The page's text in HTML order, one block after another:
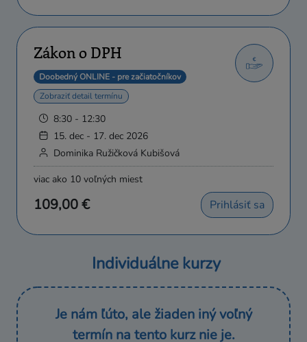
Zákon o DPH
Doobedný ONLINE - pre začiatočníkov
Zobraziť detail termínu
8:30 - 12:30
15. dec - 17. dec 2026
Dominika Ružičková Kubišová
viac ako 10 voľných miest
109,00 € Prihlásiť sa
Individuálne kurzy
Je nám ľúto, ale žiaden iný voľný
termín na tento kurz nie je.